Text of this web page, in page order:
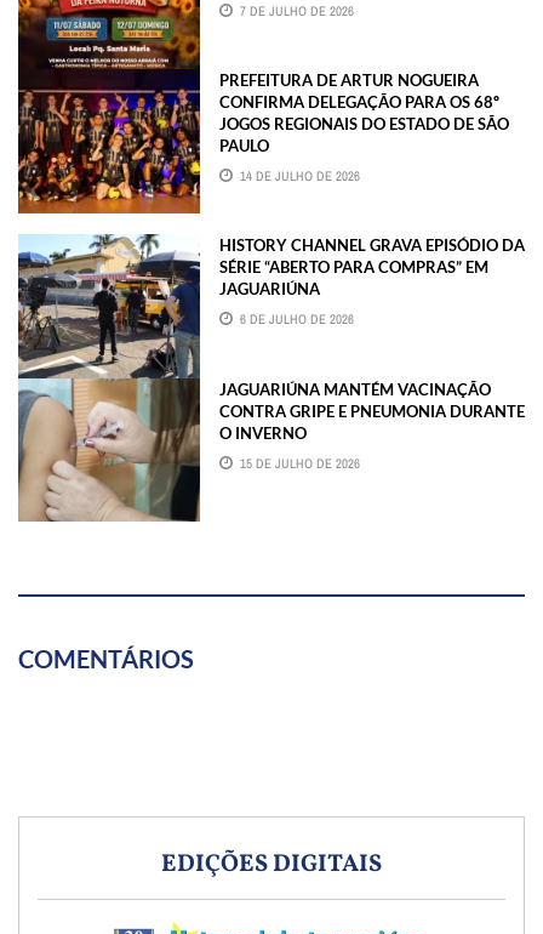
7 DE JULHO DE 2026
PREFEITURA DE ARTUR NOGUEIRA
CONFIRMA DELEGAÇÃO PARA OS 68º
JOGOS REGIONAIS DO ESTADO DE SÃO
PAULO
14 DE JULHO DE 2026
HISTORY CHANNEL GRAVA EPISÓDIO DA
SÉRIE “ABERTO PARA COMPRAS” EM
JAGUARIÚNA
6 DE JULHO DE 2026
JAGUARIÚNA MANTÉM VACINAÇÃO
CONTRA GRIPE E PNEUMONIA DURANTE
O INVERNO
15 DE JULHO DE 2026
COMENTÁRIOS
EDIÇÕES DIGITAIS